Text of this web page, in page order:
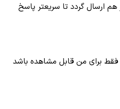
هم ارسال گردد تا سریعتر پاسخ
برای من قابل مشاهده باشد